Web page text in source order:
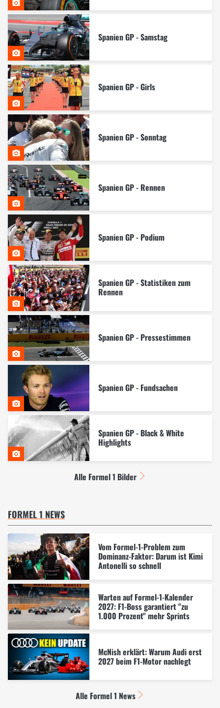
Spanien GP - Samstag
Spanien GP - Girls
Spanien GP - Sonntag
Spanien GP - Rennen
Spanien GP - Podium
Spanien GP - Statistiken zum
Rennen
Spanien GP - Pressestimmen
Spanien GP - Fundsachen
Spanien GP - Black & White
Highlights
Alle Formel 1 Bilder
FORMEL 1 NEWS
Vom Formel-1-Problem zum
Dominanz-Faktor: Darum ist Kimi
Antonelli so schnell
Warten auf Formel-1-Kalender
2027: F1-Boss garantiert "zu
1.000 Prozent" mehr Sprints
McNish erklärt: Warum Audi erst
2027 beim F1-Motor nachlegt
Alle Formel 1 News